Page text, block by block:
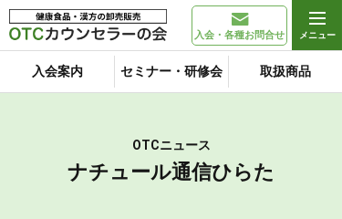
入会・各種お問合せ
入会案内 セミナー・研修会 取扱商品
OTCニュース
ナチュール通信ひらた